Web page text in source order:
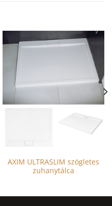
AXIM ULTRASLIM szögletes
zuhanytálca